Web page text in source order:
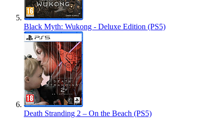
Black Myth: Wukong - Deluxe Edition (PS5)
Death Stranding 2 – On the Beach (PS5)